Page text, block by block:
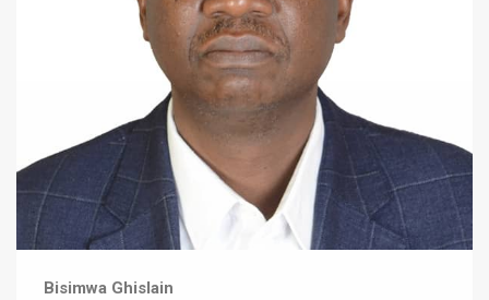
Bisimwa Ghislain